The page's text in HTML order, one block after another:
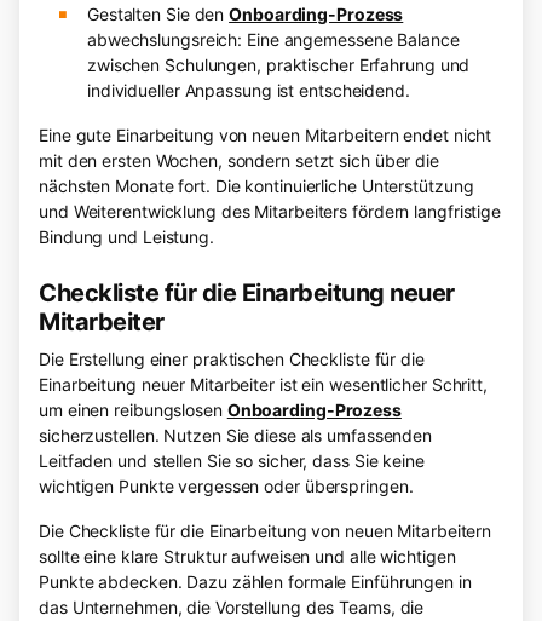
Gestalten Sie denOnboarding-Prozess
abwechslungsreich: Eine angemessene Balance
zwischen Schulungen, praktischer Erfahrung und
individueller Anpassung ist entscheidend.
Eine gute Einarbeitung von neuen Mitarbeitern endet nicht
mit den ersten Wochen, sondern setzt sich über die
nächsten Monate fort. Die kontinuierliche Unterstützung
und Weiterentwicklung des Mitarbeiters fördern langfristige
Bindung und Leistung.
Checkliste für die Einarbeitung neuer
Mitarbeiter
Die Erstellung einer praktischen Checkliste für die
Einarbeitung neuer Mitarbeiter ist ein wesentlicher Schritt,
um einen reibungslosen Onboarding-Prozess
sicherzustellen. Nutzen Sie diese als umfassenden
Leitfaden und stellen Sie so sicher, dass Sie keine
wichtigen Punkte vergessen oder überspringen.
Die Checkliste für die Einarbeitung von neuen Mitarbeitern
sollte eine klare Struktur aufweisen und alle wichtigen
Punkte abdecken. Dazu zählen formale Einführungen in
das Unternehmen, die Vorstellung des Teams, die